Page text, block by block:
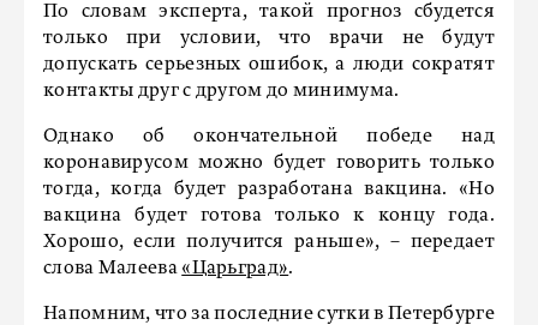
По словам эксперта, такой прогноз сбудется
только при условии, что врачи не будут
допускать серьезных ошибок, а люди сократят
контакты друг с другом до минимума.
Однако об окончательной победе над
коронавирусом можно будет говорить только
тогда, когда будет разработана вакцина. «Но
вакцина будет готова только к концу года.
Хорошо, если получится раньше», – передает
слова Малеева «Царьград».
Напомним, что за последние сутки в Петербурге